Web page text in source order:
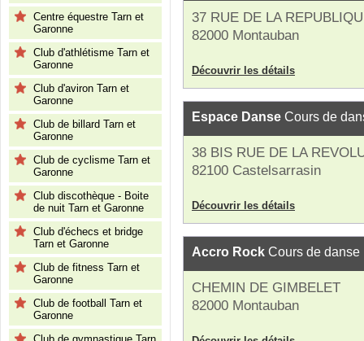
Centre équestre Tarn et
Garonne
Club d'athlétisme Tarn et
Garonne
Club d'aviron Tarn et
Garonne
Club de billard Tarn et
Garonne
Club de cyclisme Tarn et
Garonne
Club discothèque - Boite
de nuit Tarn et Garonne
Club d'échecs et bridge
Tarn et Garonne
Club de fitness Tarn et
Garonne
Club de football Tarn et
Garonne
37 RUE DE LA
82000 Montauban
Découvrir les détails
Espace Danse Cours de
38 BIS RUE DE LA
82100 Castelsarrasin
Découvrir les détails
Accro Rock Cours de danse
CHEMIN DE GIMBELET
82000 Montauban